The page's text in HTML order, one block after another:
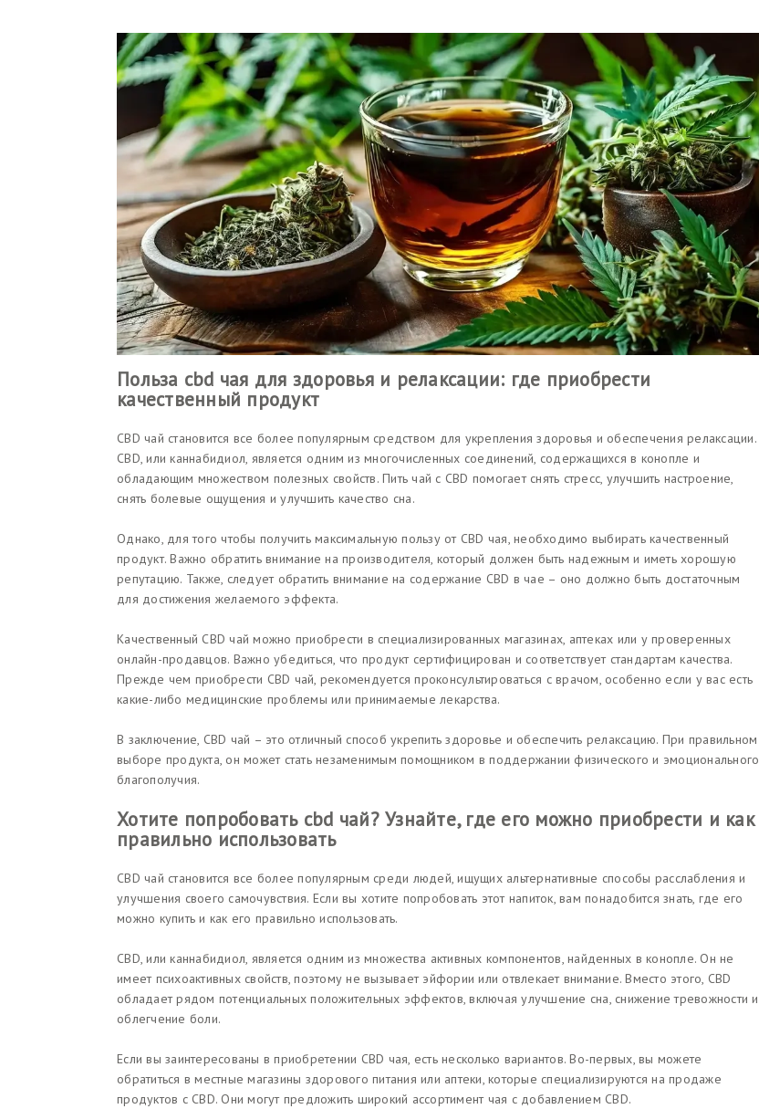
Польза cbd чая для здоровья и релаксации: где приобрести
качественный продукт
CBD чай становится все более популярным средством для укрепления здоровья и обеспечения релаксации.
CBD, или каннабидиол, является одним из многочисленных соединений, содержащихся в конопле и
обладающим множеством полезных свойств. Пить чай с CBD помогает снять стресс, улучшить настроение,
снять болевые ощущения и улучшить качество сна.
Однако, для того чтобы получить максимальную пользу от CBD чая, необходимо выбирать качественный
продукт. Важно обратить внимание на производителя, который должен быть надежным и иметь хорошую
репутацию. Также, следует обратить внимание на содержание CBD в чае – оно должно быть достаточным
для достижения желаемого эффекта.
Качественный CBD чай можно приобрести в специализированных магазинах, аптеках или у проверенных
онлайн-продавцов. Важно убедиться, что продукт сертифицирован и соответствует стандартам качества.
Прежде чем приобрести CBD чай, рекомендуется проконсультироваться с врачом, особенно если у вас есть
какие-либо медицинские проблемы или принимаемые лекарства.
В заключение, CBD чай – это отличный способ укрепить здоровье и обеспечить релаксацию. При правильном
выборе продукта, он может стать незаменимым помощником в поддержании физического и эмоционального
благополучия.
Хотите попробовать cbd чай? Узнайте, где его можно приобрести и как
правильно использовать
CBD чай становится все более популярным среди людей, ищущих альтернативные способы расслабления и
улучшения своего самочувствия. Если вы хотите попробовать этот напиток, вам понадобится знать, где его
можно купить и как его правильно использовать.
CBD, или каннабидиол, является одним из множества активных компонентов, найденных в конопле. Он не
имеет психоактивных свойств, поэтому не вызывает эйфории или отвлекает внимание. Вместо этого, CBD
обладает рядом потенциальных положительных эффектов, включая улучшение сна, снижение тревожности и
облегчение боли.
Если вы заинтересованы в приобретении CBD чая, есть несколько вариантов. Во-первых, вы можете
обратиться в местные магазины здорового питания или аптеки, которые специализируются на продаже
продуктов с CBD. Они могут предложить широкий ассортимент чая с добавлением CBD.